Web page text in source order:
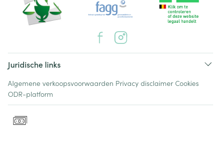
Juridische links
Algemene verkoopsvoorwaarden Privacy disclaimer Cookies
ODR-platform